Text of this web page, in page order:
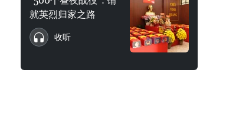
就英烈归家之路
收听